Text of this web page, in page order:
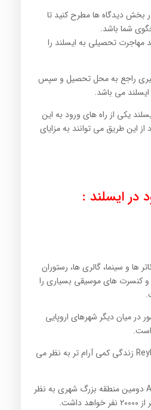
بخش دیدگاه ها مطرح کنید تا
شما باشد.
مهاجرت تحصیلی به ایسلند را
راجع به محل تحصیل و سپس
می باشد.
یکی از راه های ورود به این
این طریق می توانند به مزایای
در ایسلند :
ها و سینما، گالری ها، رستوران
و کنسرت های موسیقی بسیاری را
در میان دیگر شهرهای اروپایی
خارج از منطقه Reykjavik زندگی کمی آرام تر به نظر می
با وجود اینکه Akureyri دومین منطقه بزرگ شهری به نظر